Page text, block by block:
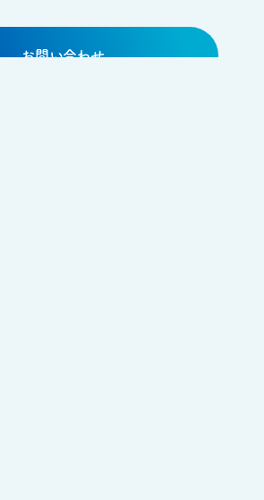
お問い合わせ